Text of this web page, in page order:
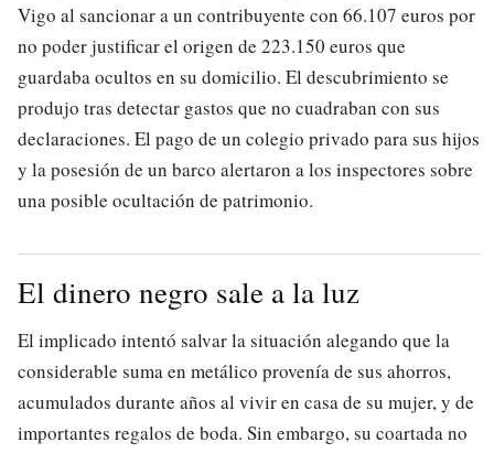
Vigo al sancionar a un contribuyente con 66.107 euros por
no poder justificar el origen de 223.150 euros que
guardaba ocultos en su domicilio. El descubrimiento se
produjo tras detectar gastos que no cuadraban con sus
declaraciones. El pago de un colegio privado para sus hijos
y la posesión de un barco alertaron a los inspectores sobre
una posible ocultación de patrimonio.
El dinero negro sale a la luz
El implicado intentó salvar la situación alegando que la
considerable suma en metálico provenía de sus ahorros,
acumulados durante años al vivir en casa de su mujer, y de
importantes regalos de boda. Sin embargo, su coartada no